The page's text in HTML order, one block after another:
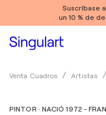
Suscríbase
un 10 % de
Venta Cuadros Artistas
PINTOR · NACIÓ 1972 -